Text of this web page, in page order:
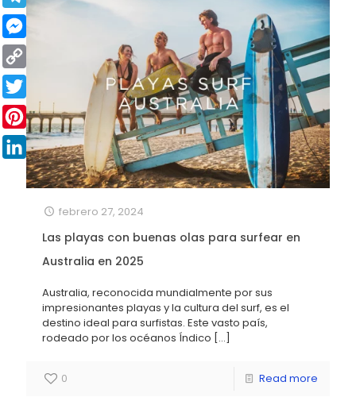
febrero 27, 2024
Las playas con buenas olas para surfear en
Australia en 2025
Australia, reconocida mundialmente por sus
impresionantes playas y la cultura del surf, es el
destino ideal para surfistas. Este vasto país,
rodeado por los océanos Índico […]
0 Read more
Telegram
Messenger
Copy
Link
Twitter
Pinterest
LinkedIn